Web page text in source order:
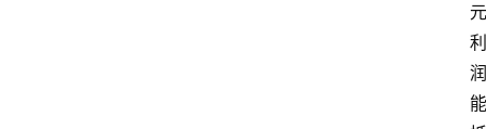
元
利
润
能